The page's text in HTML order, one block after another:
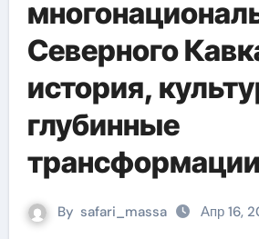
Северного
история,
глубинные
трансформации
By safari_massa Апр 16,